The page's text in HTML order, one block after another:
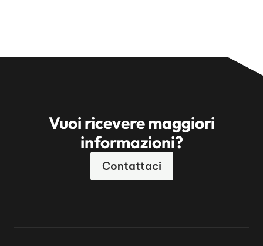
Vuoi ricevere maggiori
informazioni?
Contattaci